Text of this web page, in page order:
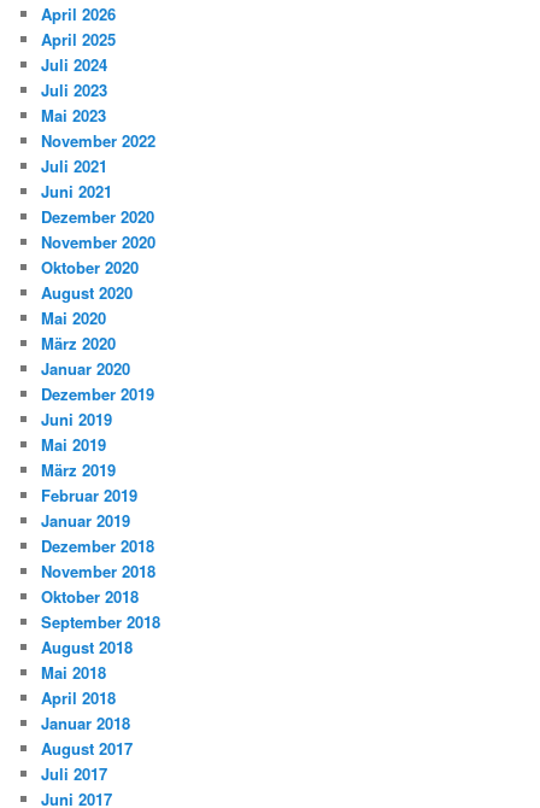
April 2026
April 2025
Juli 2024
Juli 2023
Mai 2023
November 2022
Juli 2021
Juni 2021
Dezember 2020
November 2020
Oktober 2020
August 2020
Mai 2020
März 2020
Januar 2020
Dezember 2019
Juni 2019
Mai 2019
März 2019
Februar 2019
Januar 2019
Dezember 2018
November 2018
Oktober 2018
September 2018
August 2018
Mai 2018
April 2018
Januar 2018
August 2017
Juli 2017
Juni 2017